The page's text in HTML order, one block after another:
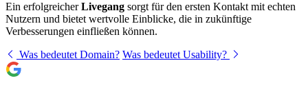
Ein erfolgreicherLivegang sorgt für den ersten Kontakt mit echten
Nutzern und bietet wertvolle Einblicke, die in zukünftige
Verbesserungen einfließen können.
Was bedeutet Domain? Was bedeutet Usability?